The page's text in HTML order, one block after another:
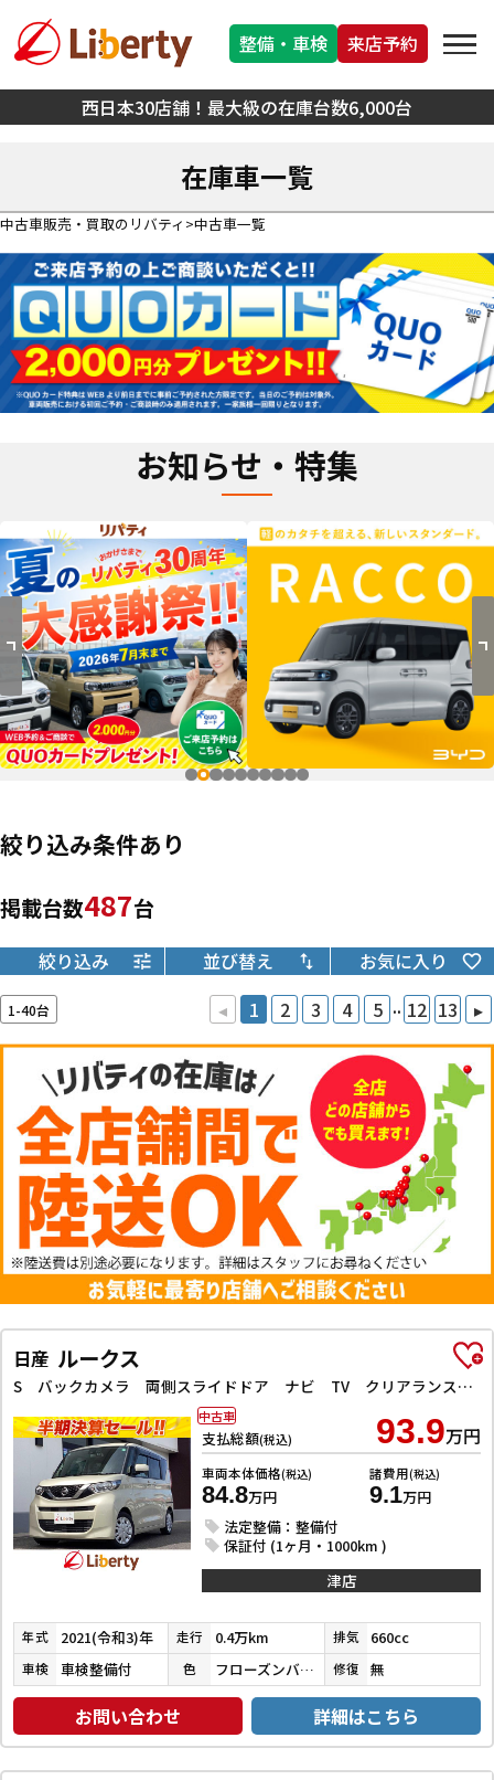
西日本30店舗！最大級の在庫台数6,000台
整備・車検 来店予約
在庫車一覧
中古車販売・買取のリバティ 中古車一覧
お知らせ・特集
絞り込み条件あり
掲載台数487台
絞り込み 並び替え お気に入り
1-40台 ◂ 1 2 3 4 5 .. 12 13 ▸
日産 ルークス
S バックカメラ 両側スライドドア ナビ TV クリアランスソナー キーレスエントリー アイドリングストップ 電動格納ミラー ベンチシート CVT CD USB
支払総額(税込) 93.9万円
車両本体価格(税込)
84.8万円
諸費用(税込)
9.1万円
法定整備：整備付
保証付 (1ヶ月・1000km )
中古車
津店
年式 2021(令和3)年 走行 0.4万km 排気 660cc
車検 車検整備付 色 フローズンバニラパールメタリック 修復 無
お問い合わせ 詳細はこちら